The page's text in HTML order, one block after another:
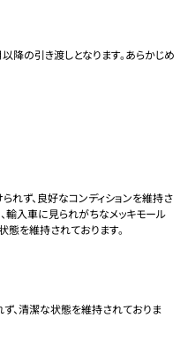
降の引き渡しとなります。あらかじめ
ず、良好なコンディションを維持さ
輸入車に見られがちなメッキモール
を維持されております。
、清潔な状態を維持されておりま